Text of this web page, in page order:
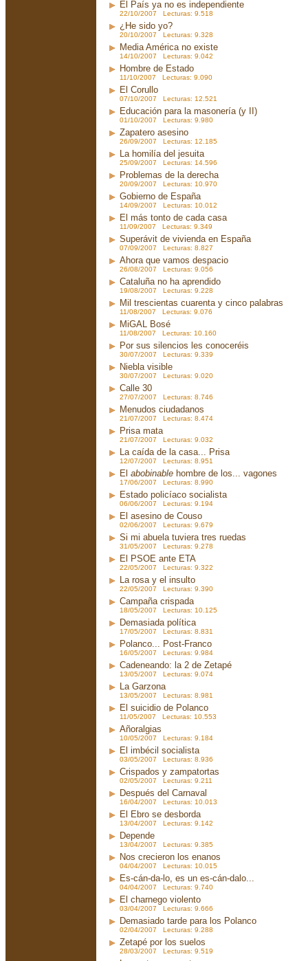
El País ya no es independiente
22/10/2007 Lecturas: 9.518
¿He sido yo?
20/10/2007 Lecturas: 9.328
Media América no existe
14/10/2007 Lecturas: 9.042
Hombre de Estado
11/10/2007 Lecturas: 9.090
El Corullo
07/10/2007 Lecturas: 12.521
Educación para la masonería (y II)
01/10/2007 Lecturas: 9.980
Zapatero asesino
26/09/2007 Lecturas: 12.185
La homilía del jesuita
25/09/2007 Lecturas: 14.596
Problemas de la derecha
20/09/2007 Lecturas: 10.970
Gobierno de España
14/09/2007 Lecturas: 10.012
El más tonto de cada casa
11/09/2007 Lecturas: 9.349
Superávit de vivienda en España
07/09/2007 Lecturas: 8.827
Ahora que vamos despacio
26/08/2007 Lecturas: 9.056
Cataluña no ha aprendido
19/08/2007 Lecturas: 9.228
Mil trescientas cuarenta y cinco palabras
11/08/2007 Lecturas: 9.076
MiGAL Bosé
11/08/2007 Lecturas: 10.160
Por sus silencios les conoceréis
30/07/2007 Lecturas: 9.339
Niebla visible
30/07/2007 Lecturas: 9.020
Calle 30
27/07/2007 Lecturas: 8.746
Menudos ciudadanos
21/07/2007 Lecturas: 8.474
Prisa mata
21/07/2007 Lecturas: 9.032
La caída de la casa... Prisa
12/07/2007 Lecturas: 8.951
El abobinable hombre de los... vagones
17/06/2007 Lecturas: 8.990
Estado policíaco socialista
06/06/2007 Lecturas: 9.194
El asesino de Couso
02/06/2007 Lecturas: 9.679
Si mi abuela tuviera tres ruedas
31/05/2007 Lecturas: 9.278
El PSOE ante ETA
22/05/2007 Lecturas: 9.322
La rosa y el insulto
22/05/2007 Lecturas: 9.390
Campaña crispada
18/05/2007 Lecturas: 10.125
Demasiada política
17/05/2007 Lecturas: 8.831
Polanco... Post-Franco
16/05/2007 Lecturas: 9.984
Cadeneando: la 2 de Zetapé
13/05/2007 Lecturas: 9.074
La Garzona
13/05/2007 Lecturas: 8.981
El suicidio de Polanco
11/05/2007 Lecturas: 10.553
Añoralgias
10/05/2007 Lecturas: 9.184
El imbécil socialista
03/05/2007 Lecturas: 8.936
Crispados y zampatortas
02/05/2007 Lecturas: 9.211
Después del Carnaval
16/04/2007 Lecturas: 10.013
El Ebro se desborda
13/04/2007 Lecturas: 9.142
Depende
13/04/2007 Lecturas: 9.385
Nos crecieron los enanos
04/04/2007 Lecturas: 10.015
Es-cán-da-lo, es un es-cán-dalo...
04/04/2007 Lecturas: 9.740
El charnego violento
03/04/2007 Lecturas: 9.666
Demasiado tarde para los Polanco
02/04/2007 Lecturas: 9.288
Zetapé por los suelos
28/03/2007 Lecturas: 9.519